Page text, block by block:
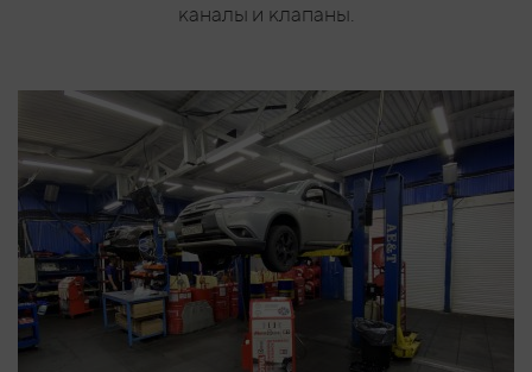
каналы и клапаны.